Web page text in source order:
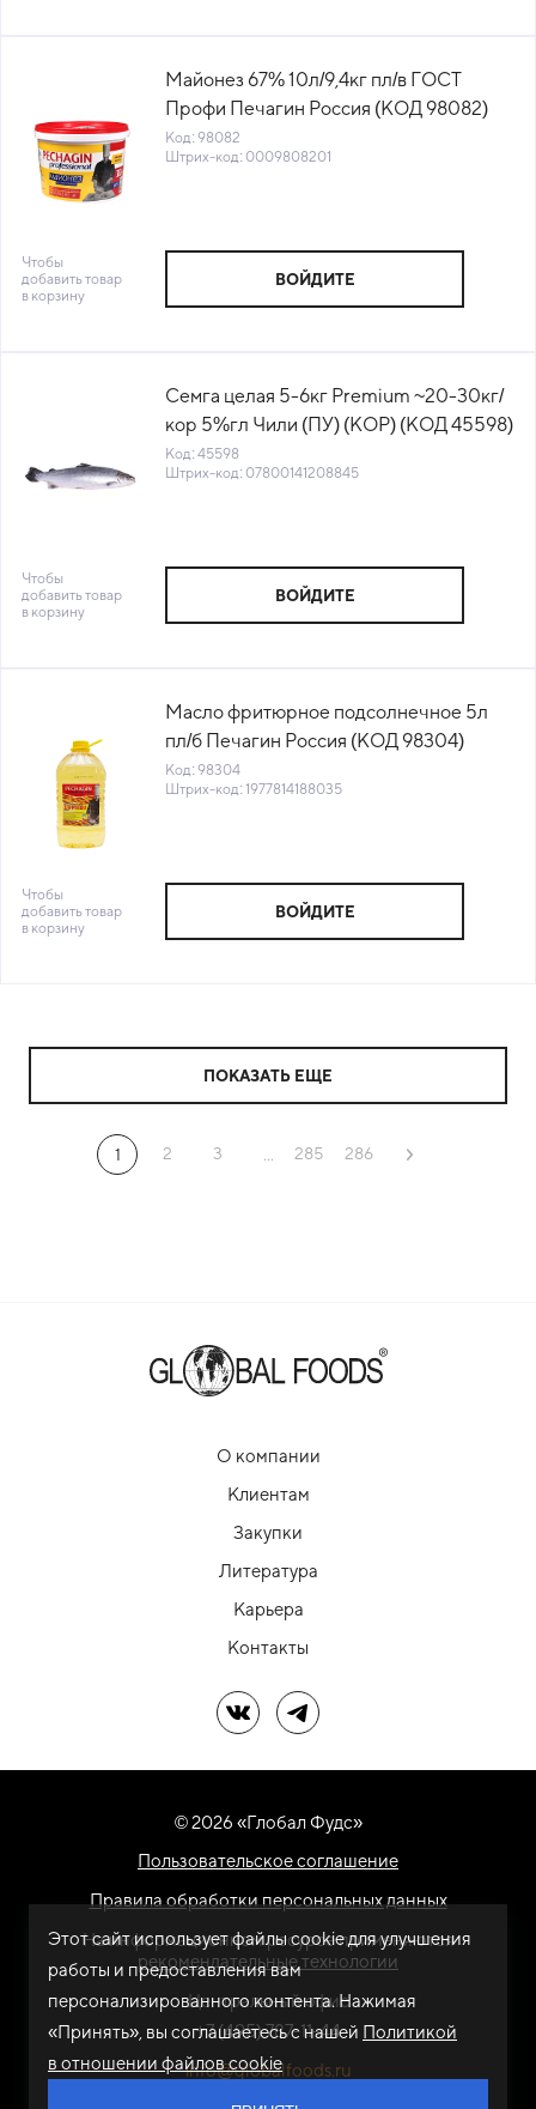
Майонез 67% 10л/9,4кг пл/в ГОСТ
Профи Печагин Россия (КОД 98082)
(0°С)
Код: 98082
Штрих-код: 0009808201
Чтобы
добавить товар
в корзину
ВОЙДИТЕ
Семга целая 5-6кг Premium ~20-30кг/
кор 5%гл Чили (ПУ) (КОР) (КОД 45598)
(-18°С)
Код: 45598
Штрих-код: 07800141208845
Чтобы
добавить товар
в корзину
ВОЙДИТЕ
Масло фритюрное подсолнечное 5л
пл/б Печагин Россия (КОД 98304)
(+18°С)
Код: 98304
Штрих-код: 1977814188035
Чтобы
добавить товар
в корзину
ВОЙДИТЕ
ПОКАЗАТЬ ЕЩЕ
1 2 3 ... 285 286
О компании
Клиентам
Закупки
Литература
Карьера
Контакты
Мы в ВКМы в Telegram
© 2026 «Глобал Фудс»
Пользовательское соглашение
Правила обработки персональных данных
На информационном ресурсе применяются
рекомендательные технологии
Центральный офис
+7 (495) 787-11-44
info@globalfoods.ru
Этот сайт использует файлы cookie для улучшения
работы и предоставления вам
персонализированного контента. Нажимая
«Принять», вы соглашаетесь с нашей Политикой
в отношении файлов cookie